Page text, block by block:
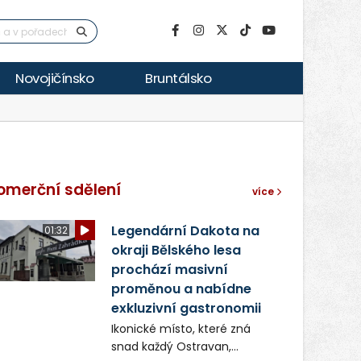
Novojičínsko Bruntálsko
sdělení více
01:32
Legendární Dakota na
okraji Bělského lesa
prochází masivní
proměnou a nabídne
exkluzivní gastronomii
Ikonické místo, které zná
snad každý Ostravan,